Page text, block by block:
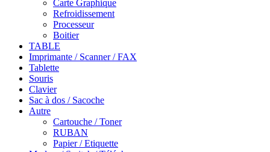
Carte Graphique
Refroidissement
Processeur
Boitier
TABLE
Imprimante / Scanner / FAX
Tablette
Souris
Clavier
Sac à dos / Sacoche
Autre
Cartouche / Toner
RUBAN
Papier / Etiquette